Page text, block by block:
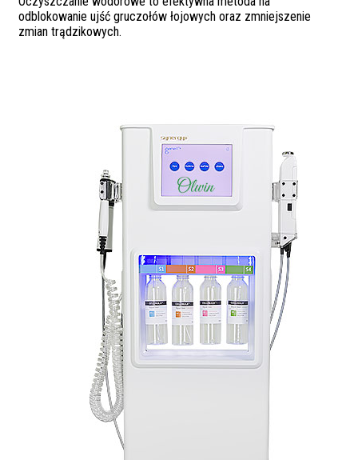
odblokowanie ujść gruczołów łojowych oraz zmniejszenie
zmian trądzikowych.